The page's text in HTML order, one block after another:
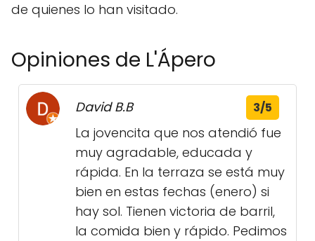
de quienes lo han visitado.
Opiniones de L'Ápero
David B.B 3/5
La jovencita que nos atendió fue
muy agradable, educada y
rápida. En la terraza se está muy
bien en estas fechas (enero) si
hay sol. Tienen victoria de barril,
la comida bien y rápido. Pedimos